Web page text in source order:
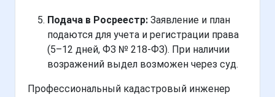
Подача в Росреестр: Заявление и план
подаются для учета и регистрации права
(5–12 дней, ФЗ № 218-ФЗ). При наличии
возражений выдел возможен через суд.
Профессиональный кадастровый инженер